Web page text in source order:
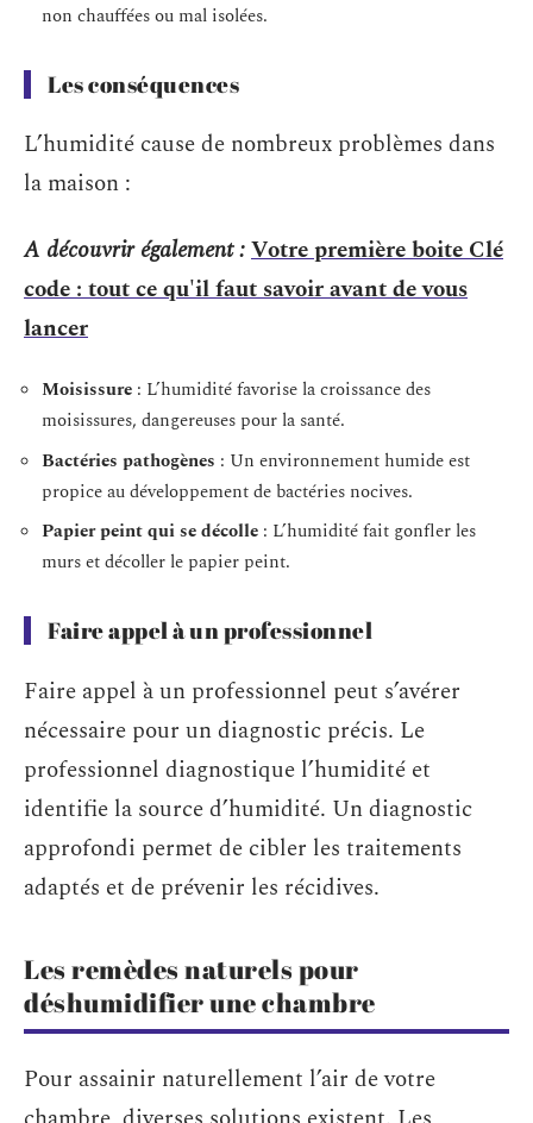
non chauffées ou mal isolées.
Les conséquences
L’humidité cause de nombreux problèmes dans
la maison :
A découvrir également :Votre première boite Clé
code : tout ce qu'il faut savoir avant de vous
lancer
Moisissure : L’humidité favorise la croissance des
moisissures, dangereuses pour la santé.
Bactéries pathogènes : Un environnement humide est
propice au développement de bactéries nocives.
Papier peint qui se décolle : L’humidité fait gonfler les
murs et décoller le papier peint.
Faire appel à un professionnel
Faire appel à un professionnel peut s’avérer
nécessaire pour un diagnostic précis. Le
professionnel diagnostique l’humidité et
identifie la source d’humidité. Un diagnostic
approfondi permet de cibler les traitements
adaptés et de prévenir les récidives.
Les remèdes naturels pour
déshumidifier une chambre
Pour assainir naturellement l’air de votre